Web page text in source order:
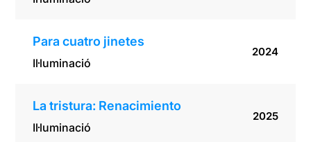
Para cuatro jinetes
Il·luminació
2024
La tristura: Renacimiento
Il·luminació
2025